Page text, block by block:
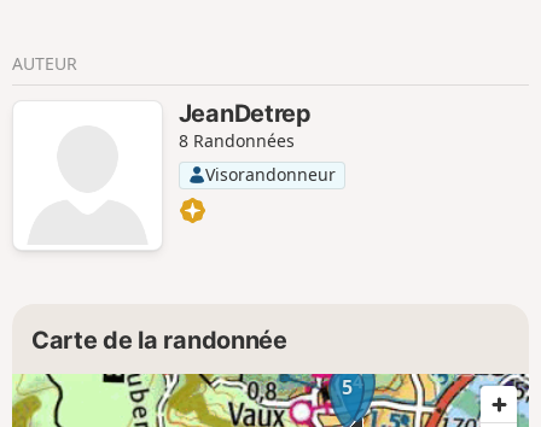
AUTEUR
JeanDetrep
8 Randonnées
Visorandonneur
Carte de la randonnée
4
5